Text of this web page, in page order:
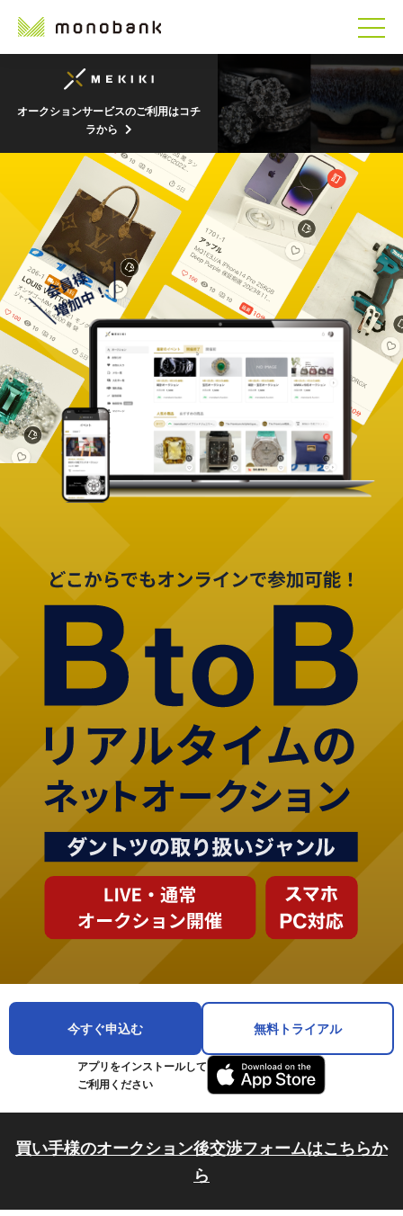
オークションサービスのご利用はコチ
ラから
今すぐ申込む 無料トライアル
アプリをインストールして
ご利用ください
買い手様のオークション後交渉フォームはこちらか
ら